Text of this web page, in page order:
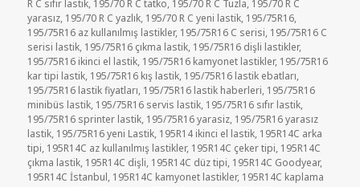
R C sıfır lastik, 195/70 R C tatko, 195/70 R C Tuzla, 195/70 R C
yarasız, 195/70 R C yazlık, 195/70 R C yeni lastik, 195/75R16,
195/75R16 az kullanılmış lastikler, 195/75R16 C serisi, 195/75R16 C
serisi lastik, 195/75R16 çıkma lastik, 195/75R16 dişli lastikler,
195/75R16 ikinci el lastik, 195/75R16 kamyonet lastikler, 195/75R16
kar tipi lastik, 195/75R16 kış lastik, 195/75R16 lastik ebatları,
195/75R16 lastik fiyatları, 195/75R16 lastik haberleri, 195/75R16
minibüs lastik, 195/75R16 servis lastik, 195/75R16 sıfır lastik,
195/75R16 sprinter lastik, 195/75R16 yarasiz, 195/75R16 yarasız
lastik, 195/75R16 yeni Lastik, 195R14 ikinci el lastik, 195R14C arka
tipi, 195R14C az kullanılmış lastikler, 195R14C çeker tipi, 195R14C
çıkma lastik, 195R14C dişli, 195R14C düz tipi, 195R14C Goodyear,
195R14C İstanbul, 195R14C kamyonet lastikler, 195R14C kaplama